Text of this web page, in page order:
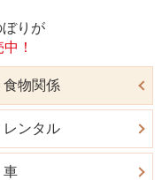
りが
！
食物関係
レンタル
車